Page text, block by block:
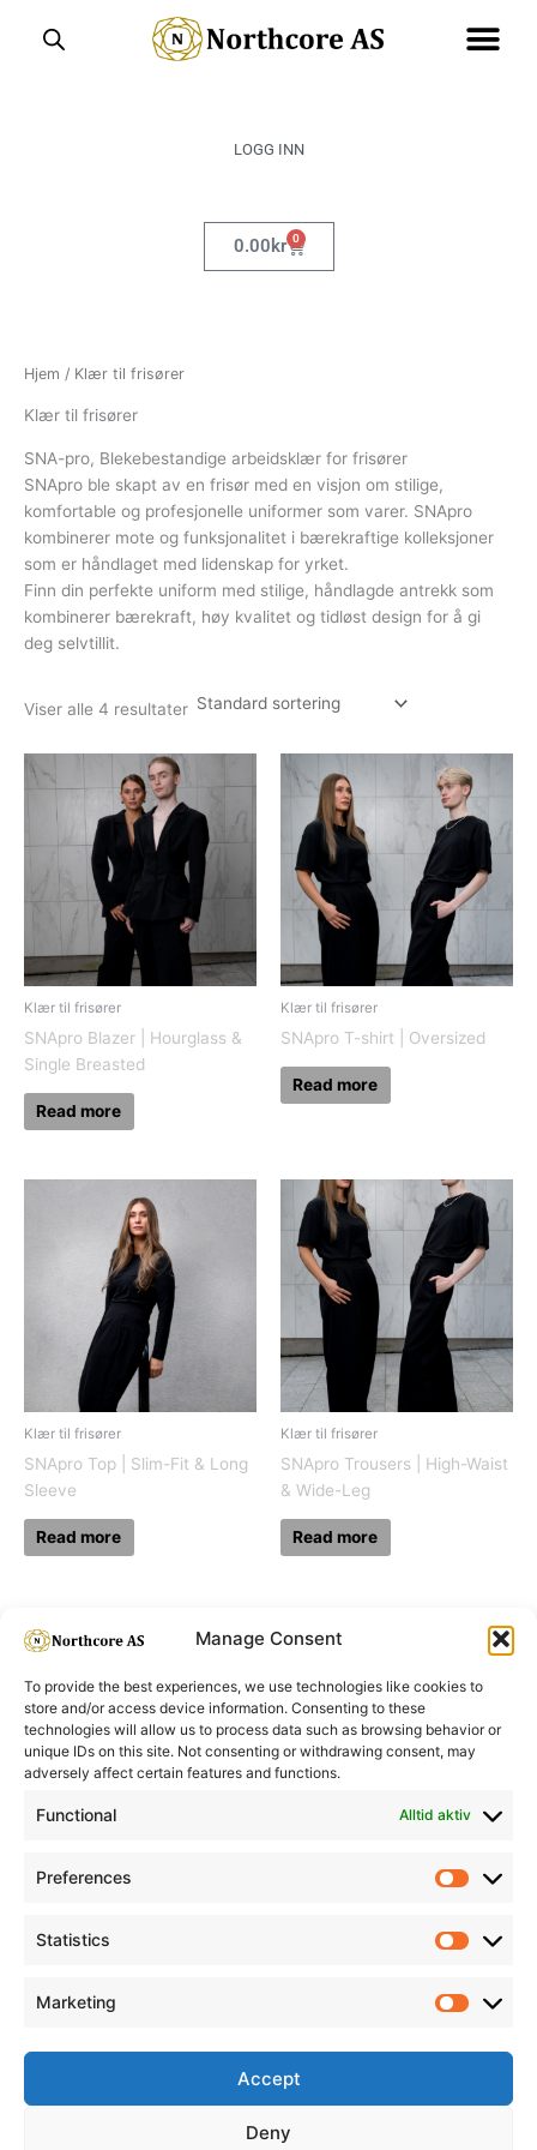
Manage Consent
To provide the best experiences, we use technologies like cookies to
store and/or access device information. Consenting to these
technologies will allow us to process data such as browsing behavior or
unique IDs on this site. Not consenting or withdrawing consent, may
adversely affect certain features and functions.
Functional Alltid aktiv
Preferences
Statistics
Marketing
Accept
Deny
LOGG INN
0.00kr 0
Handlekurv
Hjem / Klær til frisører
Klær til frisører
SNA-pro, Blekebestandige arbeidsklær for frisører
SNApro ble skapt av en frisør med en visjon om stilige,
komfortable og profesjonelle uniformer som varer. SNApro
kombinerer mote og funksjonalitet i bærekraftige kolleksjoner
som er håndlaget med lidenskap for yrket.
Finn din perfekte uniform med stilige, håndlagde antrekk som
kombinerer bærekraft, høy kvalitet og tidløst design for å gi
deg selvtillit.
Viser alle 4 resultater
Klær til frisører
SNApro Blazer | Hourglass &
Single Breasted
Read more
Klær til frisører
SNApro T-shirt | Oversized
Read more
Klær til frisører
SNApro Top | Slim-Fit & Long
Sleeve
Read more
Klær til frisører
SNApro Trousers | High-Waist
& Wide-Leg
Read more
Informasjon